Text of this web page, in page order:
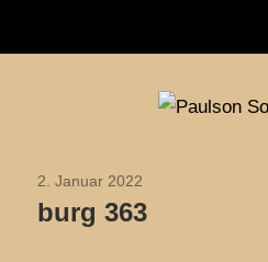
Paulson
2. Januar 2022
burg 363